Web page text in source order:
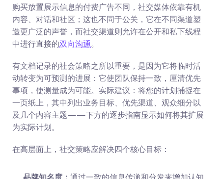
购买放置展示信息的付费广告不同，社交媒体依靠有机
内容、对话和社区；这也不同于公关，它在不同渠道塑
造更广泛的声誉，而社交渠道则允许在公开和私下线程
中进行直接的双向沟通。
有文档记录的社会策略之所以重要，是因为它将临时活
动转变为可预测的进展：它使团队保持一致，厘清优先
事项，使测量成为可能。实际建议：将您的计划捕捉在
一页纸上，其中列出业务目标、优先渠道、观众细分以
及几个内容主题——下方的逐步指南显示如何将其扩展
为实际计划。
在高层面上，社交策略应解决四个核心目标：
品牌知名度： 通过一致的信息传递和分发来增加认知